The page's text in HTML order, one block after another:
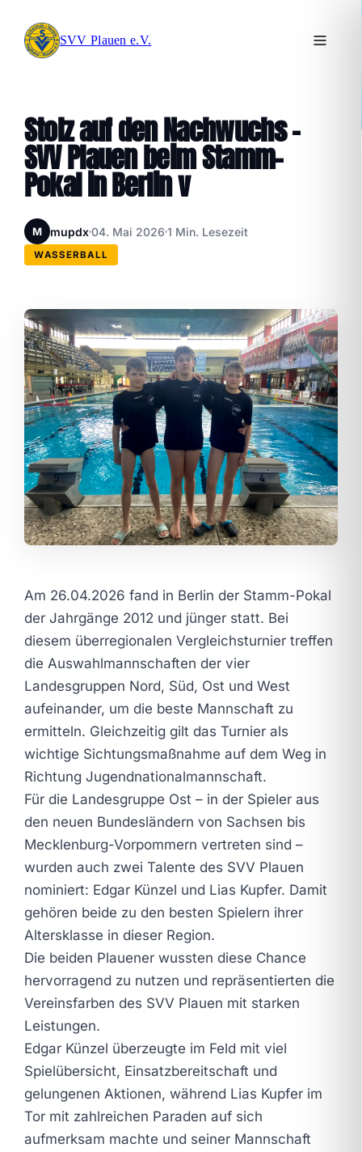
SVV Plauen e.V.
Stolz auf den Nachwuchs –
SVV Plauen beim Stamm-
Pokal in Berlin v
M mupdx04. Mai 2026 1 Min. Lesezeit
WASSERBALL
Am 26.04.2026 fand in Berlin der Stamm-Pokal
der Jahrgänge 2012 und jünger statt. Bei
diesem überregionalen Vergleichsturnier treffen
die Auswahlmannschaften der vier
Landesgruppen Nord, Süd, Ost und West
aufeinander, um die beste Mannschaft zu
ermitteln. Gleichzeitig gilt das Turnier als
wichtige Sichtungsmaßnahme auf dem Weg in
Richtung Jugendnationalmannschaft.
Für die Landesgruppe Ost – in der Spieler aus
den neuen Bundesländern von Sachsen bis
Mecklenburg-Vorpommern vertreten sind –
wurden auch zwei Talente des SVV Plauen
nominiert: Edgar Künzel und Lias Kupfer. Damit
gehören beide zu den besten Spielern ihrer
Altersklasse in dieser Region.
Die beiden Plauener wussten diese Chance
hervorragend zu nutzen und repräsentierten die
Vereinsfarben des SVV Plauen mit starken
Leistungen.
Edgar Künzel überzeugte im Feld mit viel
Spielübersicht, Einsatzbereitschaft und
gelungenen Aktionen, während Lias Kupfer im
Tor mit zahlreichen Paraden auf sich
aufmerksam machte und seiner Mannschaft